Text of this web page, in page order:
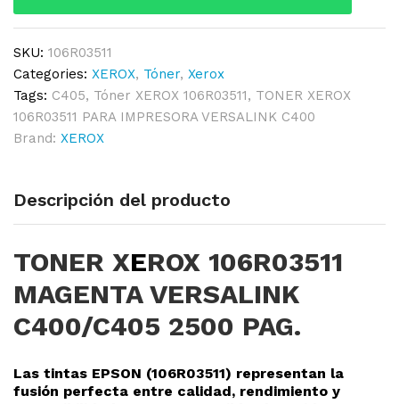
quantity
SKU: 106R03511
Categories: XEROX, Tóner, Xerox
Tags: C405, Tóner XEROX 106R03511, TONER XEROX
106R03511 PARA IMPRESORA VERSALINK C400
Brand: XEROX
Descripción del producto
TONER XEROX 106R03511
MAGENTA VERSALINK
C400/C405 2500 PAG.
Las tintas EPSON (106R03511) representan la
fusión perfecta entre calidad, rendimiento y